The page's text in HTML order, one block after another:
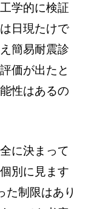
学的に検証
日現たけで
簡易耐震診
価が出たと
性はあるの
に決まって
別に見ます
た制限はあり